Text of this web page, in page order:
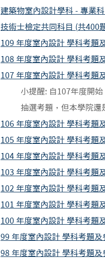
建築物室內設計學科 - 專業
技術士檢定共同科目 (共400
109 年度室內設計 學科考題
108 年度室內設計 學科考題
107 年度室內設計 學科考題
小提醒: 自107年度開
抽選考題，但本學院還
106 年度室內設計 學科考題
105 年度室內設計 學科考題
104 年度室內設計 學科考題
103 年度室內設計 學科考題
102 年度室內設計 學科考題
101 年度室內設計 學科考題
100 年度室內設計 學科考題
99 年度室內設計 學科考題及
98 年度室內設計 學科考題及